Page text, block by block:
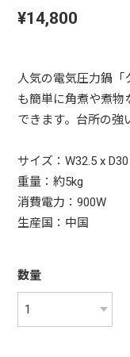
¥14,800
人気の電気圧力鍋「
も簡単に角煮や煮物
できます。台所の強
サイズ：W32.5 x
重量：約5kg
消費電力：900W
生産国：中国
数量